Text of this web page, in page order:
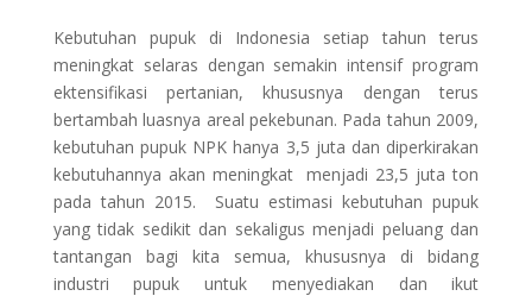
Kebutuhan pupuk di Indonesia setiap tahun terus
meningkat selaras dengan semakin intensif program
ektensifikasi pertanian, khususnya dengan terus
bertambah luasnya areal pekebunan. Pada tahun 2009,
kebutuhan pupuk NPK hanya 3,5 juta dan diperkirakan
kebutuhannya akan meningkat menjadi 23,5 juta ton
pada tahun 2015. Suatu estimasi kebutuhan pupuk
yang tidak sedikit dan sekaligus menjadi peluang dan
tantangan bagi kita semua, khususnya di bidang
industri pupuk untuk menyediakan dan ikut